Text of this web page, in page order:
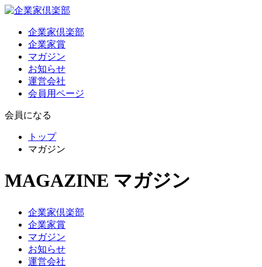
企業家倶楽部
企業家賞
マガジン
お知らせ
運営会社
会員用ページ
会員になる
トップ
マガジン
MAGAZINE マガジン
企業家倶楽部
企業家賞
マガジン
お知らせ
運営会社